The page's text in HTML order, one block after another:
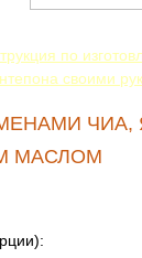
по
своими
ЧИА,
МАСЛОМ